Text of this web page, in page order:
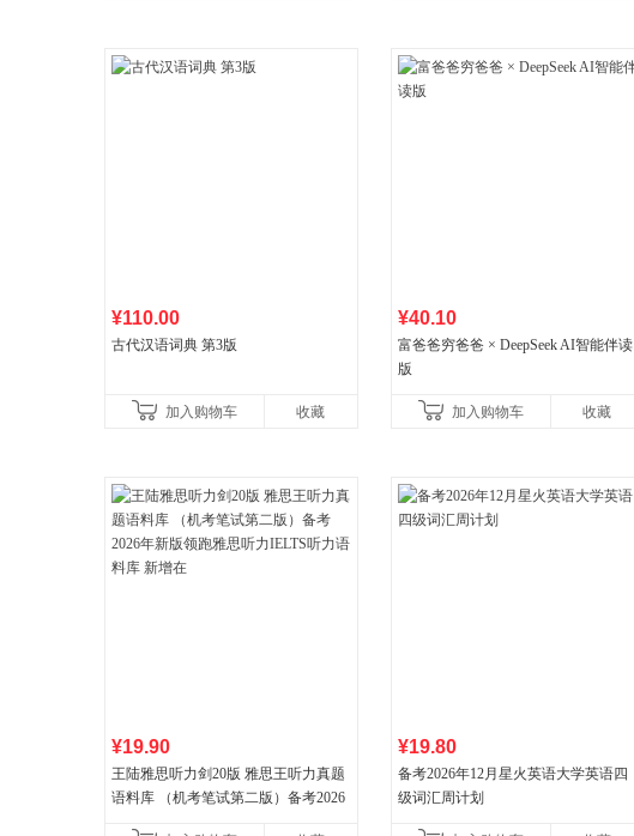
¥110.00
古代汉语词典 第3版
加入购物车 收藏
¥40.10
富爸爸穷爸爸 × DeepSeek AI智能伴读
版
加入购物车 收藏
¥19.90
王陆雅思听力剑20版 雅思王听力真题
语料库 （机考笔试第二版）备考2026
¥19.80
备考2026年12月星火英语大学英语四
级词汇周计划